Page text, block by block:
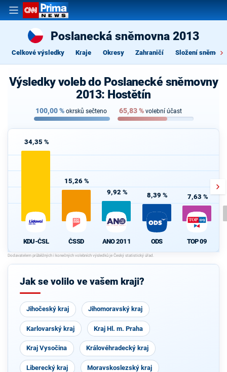
Poslanecká sněmovna 2013
Celkové výsledky Kraje Okresy Zahraničí Složení
Výsledky voleb do Poslanecké sněmovny
2013: Hostětín
100,00% okrsků sečteno 65,83% volební účast
34,35 %
KDU-ČSL
15,26 %
ČSSD
9,92 %
ANO 2011
8,39 %
ODS
7,63 %
TOP 09
Jak se volilo ve vašem kraji?
Jihočeský kraj Jihomoravský kraj
Karlovarský kraj Kraj Hl. m. Praha
Kraj Vysočina Královéhradecký kraj
Liberecký kraj Moravskoslezský kraj